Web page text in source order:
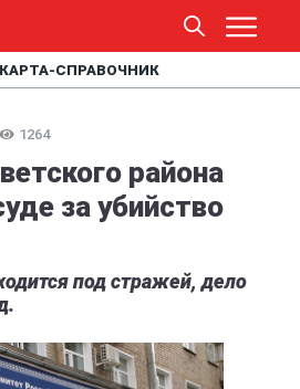
КАРТА-СПРАВОЧНИК
1264
района
за убийство
под стражей, дело